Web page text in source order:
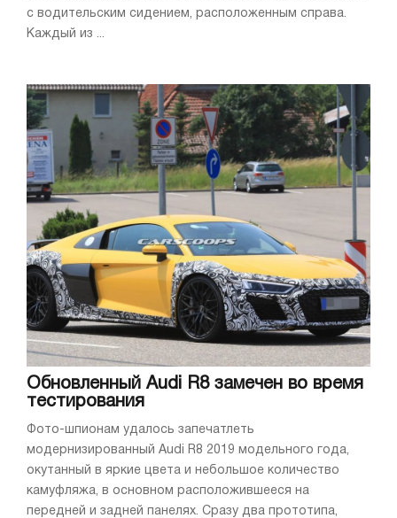
с водительским сидением, расположенным справа.
Каждый из ...
Обновленный Audi R8 замечен во время
тестирования
Фото-шпионам удалось запечатлеть
модернизированный Audi R8 2019 модельного года,
окутанный в яркие цвета и небольшое количество
камуфляжа, в основном расположившееся на
передней и задней панелях. Сразу два прототипа,